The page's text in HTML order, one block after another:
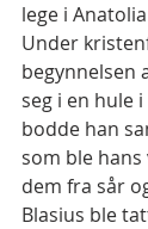
lege i
Under
begynnelsen
seg i en hule
bodde han
som ble
dem fra sår
Blasius ble